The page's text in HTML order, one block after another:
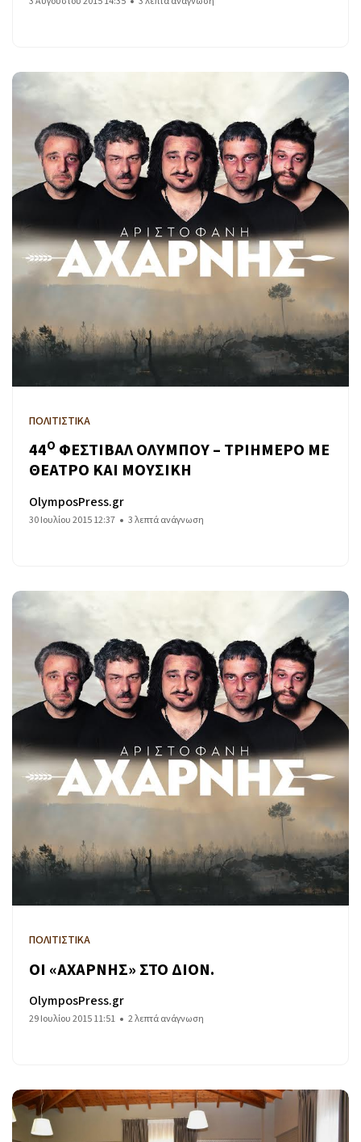
ΠΟΛΙΤΙΣΤΙΚΑ
44Ο ΦΕΣΤΙΒΑΛ ΟΛΥΜΠΟΥ – ΤΡΙΗΜΕΡΟ ΜΕ
ΘΕΑΤΡΟ ΚΑΙ ΜΟΥΣΙΚΗ
OlymposPress.gr
30 Ιουλίου 2015 12:37 3 λεπτά ανάγνωση
ΠΟΛΙΤΙΣΤΙΚΑ
ΟΙ «ΑΧΑΡΝΗΣ» ΣΤΟ ΔΙΟΝ.
OlymposPress.gr
29 Ιουλίου 2015 11:51 2 λεπτά ανάγνωση